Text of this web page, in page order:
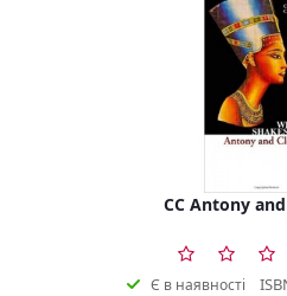
CC Antony
Є в наявності